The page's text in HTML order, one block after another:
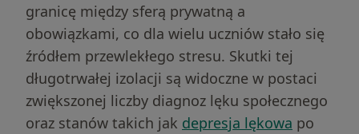
granicę między sferą prywatną a
obowiązkami, co dla wielu uczniów stało się
źródłem przewlekłego stresu. Skutki tej
długotrwałej izolacji są widoczne w postaci
zwiększonej liczby diagnoz lęku społecznego
oraz stanów takich jak depresja lękowa po